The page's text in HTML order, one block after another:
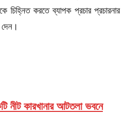
চিহ্নিত করতে ব্যাপক প্রচার প্রচারনার
নীট কারখানার আটতলা ভবনে